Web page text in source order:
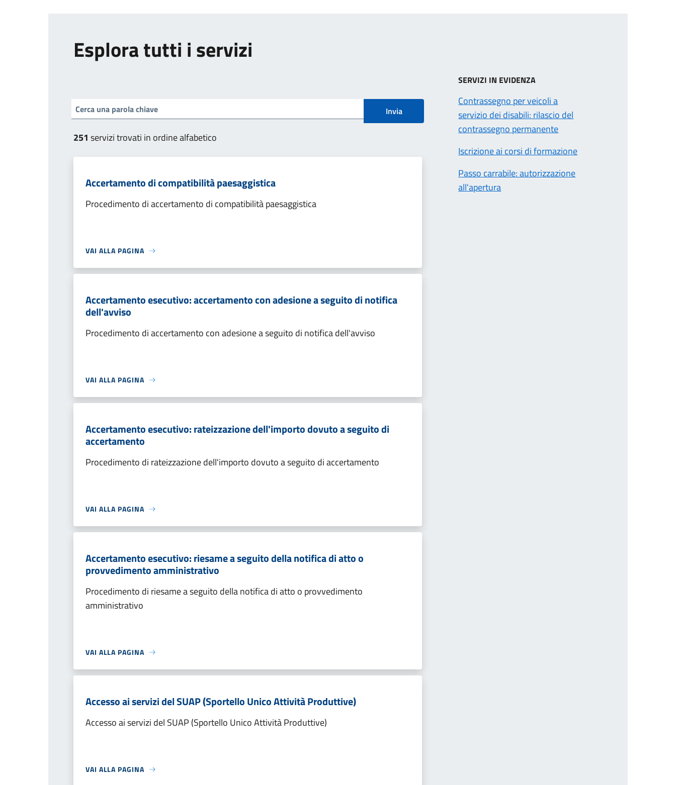
Esplora tutti i servizi
Invia
251 servizi trovati in ordine alfabetico
Accertamento di compatibilità paesaggistica
Procedimento di accertamento di compatibilità paesaggistica
VAI ALLA PAGINA
Accertamento esecutivo: accertamento con adesione a seguito di notifica
dell'avviso
Procedimento di accertamento con adesione a seguito di notifica dell'avviso
VAI ALLA PAGINA
Accertamento esecutivo: rateizzazione dell'importo dovuto a seguito di
accertamento
Procedimento di rateizzazione dell'importo dovuto a seguito di accertamento
VAI ALLA PAGINA
Accertamento esecutivo: riesame a seguito della notifica di atto o
provvedimento amministrativo
Procedimento di riesame a seguito della notifica di atto o provvedimento
amministrativo
VAI ALLA PAGINA
Accesso ai servizi del SUAP (Sportello Unico Attività Produttive)
Accesso ai servizi del SUAP (Sportello Unico Attività Produttive)
VAI ALLA PAGINA
SERVIZI IN EVIDENZA
Contrassegno per veicoli a
servizio dei disabili: rilascio del
contrassegno permanente
Iscrizione ai corsi di formazione
Passo carrabile: autorizzazione
all'apertura